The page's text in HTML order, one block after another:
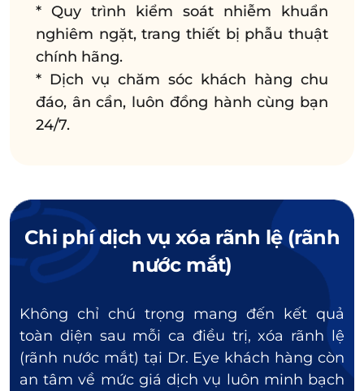
* Quy trình kiểm soát nhiễm khuẩn
nghiêm ngặt, trang thiết bị phẫu thuật
chính hãng.
* Dịch vụ chăm sóc khách hàng chu
đáo, ân cần, luôn đồng hành cùng bạn
24/7.
Chi phí dịch vụ xóa rãnh lệ (rãnh
nước mắt)
Không chỉ chú trọng mang đến kết quả
toàn diện sau mỗi ca điều trị, xóa rãnh lệ
(rãnh nước mắt) tại Dr. Eye khách hàng còn
an tâm về mức giá dịch vụ luôn minh bạch